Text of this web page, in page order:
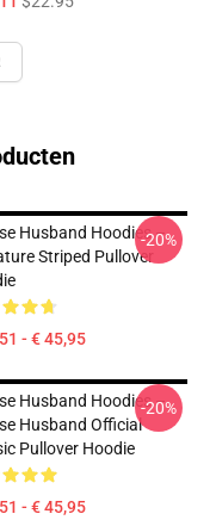
Husband Hoodies –
Striped Pullover
- € 45,95
-20%
Husband Hoodies –
Husband Official
Pullover Hoodie
- € 45,95
-20%